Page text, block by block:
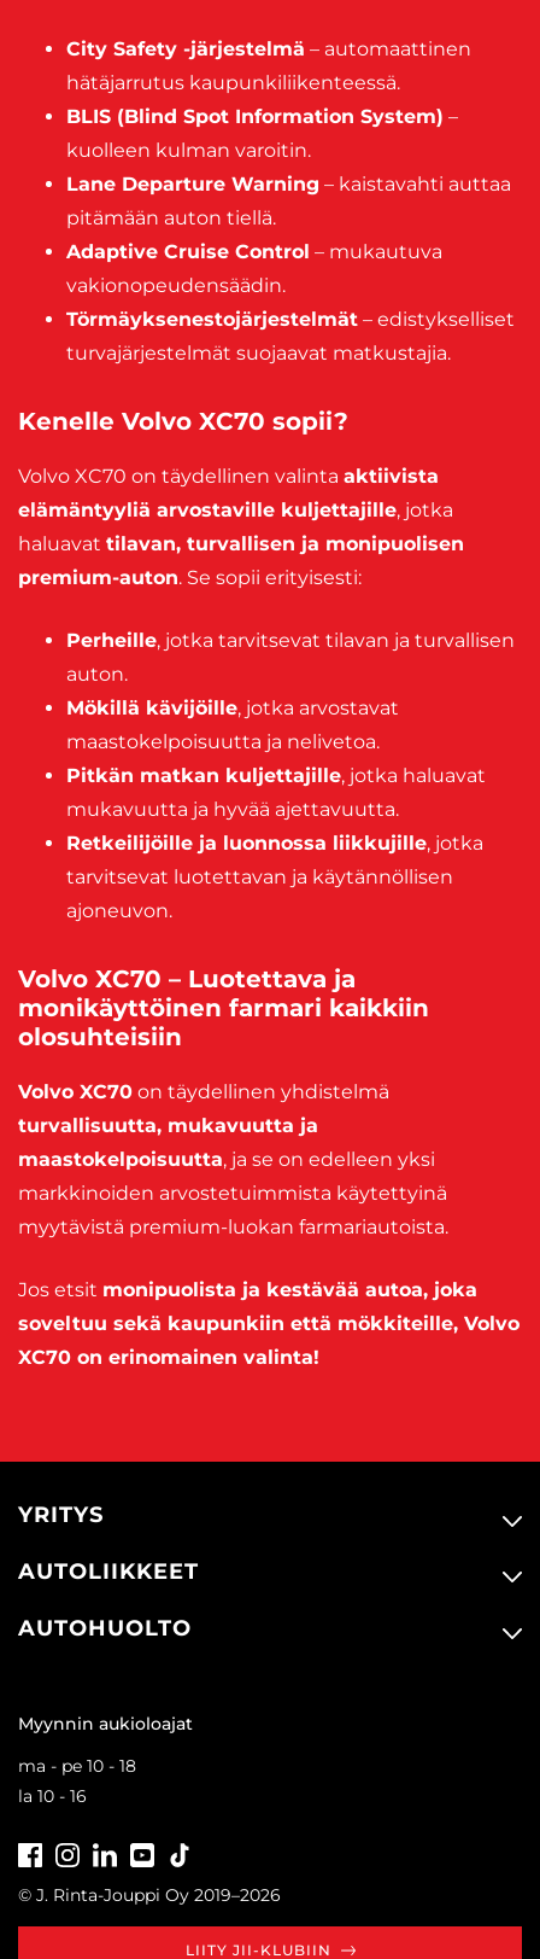
City Safety -järjestelmä – automaattinen
hätäjarrutus kaupunkiliikenteessä.
BLIS (Blind Spot Information System) –
kuolleen kulman varoitin.
Lane Departure Warning – kaistavahti auttaa
pitämään auton tiellä.
Adaptive Cruise Control – mukautuva
vakionopeudensäädin.
Törmäyksenestojärjestelmät – edistykselliset
turvajärjestelmät suojaavat matkustajia.
Kenelle Volvo XC70 sopii?
Volvo XC70 on täydellinen valinta aktiivista
elämäntyyliä arvostaville kuljettajille, jotka
haluavat tilavan, turvallisen ja monipuolisen
premium-auton. Se sopii erityisesti:
Perheille, jotka tarvitsevat tilavan ja turvallisen
auton.
Mökillä kävijöille, jotka arvostavat
maastokelpoisuutta ja nelivetoa.
Pitkän matkan kuljettajille, jotka haluavat
mukavuutta ja hyvää ajettavuutta.
Retkeilijöille ja luonnossa liikkujille, jotka
tarvitsevat luotettavan ja käytännöllisen
ajoneuvon.
Volvo XC70 – Luotettava ja
monikäyttöinen farmari kaikkiin
olosuhteisiin
Volvo XC70 on täydellinen yhdistelmä
turvallisuutta, mukavuutta ja
maastokelpoisuutta, ja se on edelleen yksi
markkinoiden arvostetuimmista käytettyinä
myytävistä premium-luokan farmariautoista.
Jos etsit monipuolista ja kestävää autoa, joka
soveltuu sekä kaupunkiin että mökkiteille, Volvo
XC70 on erinomainen valinta!
YRITYS
AUTOLIIKKEET
AUTOHUOLTO
Myynnin aukioloajat
ma - pe 10 - 18
la 10 - 16
FacebookInstagramLinkedInYoutube
© J. Rinta-Jouppi Oy 2019–2026
LIITY JII-KLUBIIN